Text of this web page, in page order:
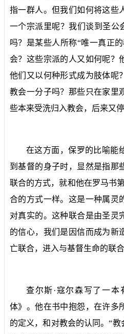
指一群人。但我们如何将这些
一个宗派里呢？我们谈到圣公
吗？是某些人所称“唯一真正
会？这些宗派的人又如何呢？
他们又以何种形式成为肢体呢
教会一分子吗？那些只在家里
些本来受洗归入教会，后来又
在这方面，保罗的比喻能
到基督的身子时，显然是指那
联合的方式，就和他在罗马书
合的方式一样。这是一种属灵
对真实的。这种联合是由圣灵
的信心，我们是因信而成为新
亡联合，进入与基督生命的联合
查尔斯·寇尔森写了一本
体》。他在书中抱怨，在许多
的定义，和对教会的认同。“